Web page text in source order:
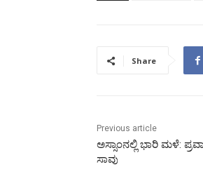
Share
Previous article
ಅಸ್ಸಾಂನಲ್ಲಿ ಭಾರಿ ಮಳೆ:
ಸಾವು